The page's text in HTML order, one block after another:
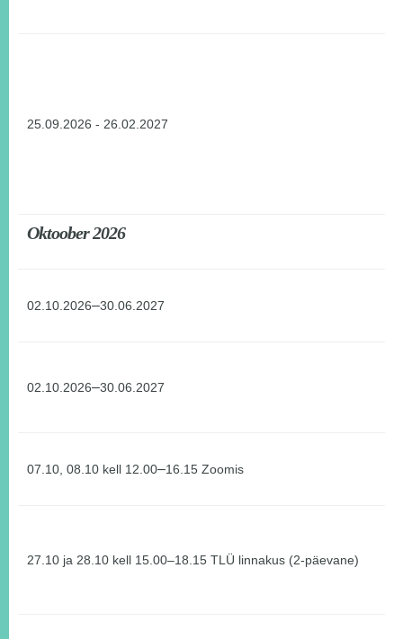
25.09.2026 - 26.02.2027
Oktoober 2026
02.10.2026–30.06.2027
02.10.2026–30.06.2027
07.10, 08.10 kell 12.00–16.15 Zoomis
27.10 ja 28.10 kell 15.00–18.15 TLÜ linnakus (2-päevane)